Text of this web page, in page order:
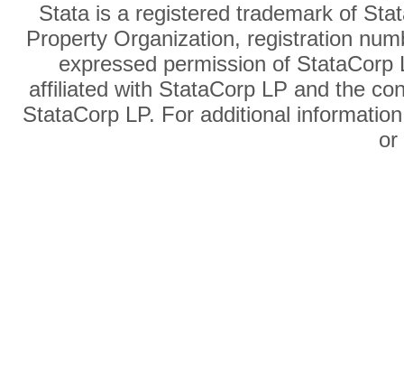
Stata is a registered trademark of
Property Organization, registration
expressed permission of
affiliated with StataCorp LP and the
StataCorp LP. For additional
or